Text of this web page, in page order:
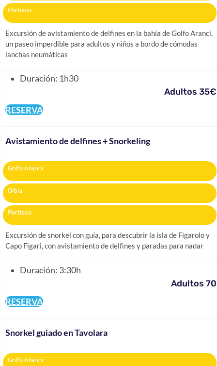
Portisco
Excursión de avistamiento de delfines en la bahía de Golfo Aranci,
un paseo imperdible para adultos y niños a bordo de cómodas
lanchas neumáticas
Duración: 1h30
Adultos 35€
RESERVA
Avistamiento de delfines + Snorkeling
Golfo Aranci
Olbia
Portisco
Excursión de snorkel con guía, para descubrir la isla de Figarolo y
Capo Figari, con avistamiento de delfines y paradas para nadar
Duración: 3:30h
Adultos 70
RESERVA
Snorkel guiado en Tavolara
Golfo Aranci